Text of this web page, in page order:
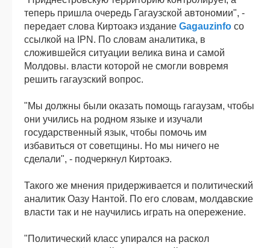
теперь пришла очередь Гагаузской автономии", -
передает слова Киртоакэ издание Gagauzinfo со
ссылкой на IPN. По словам аналитика, в
сложившейся ситуации велика вина и самой
Молдовы. власти которой не смогли вовремя
решить гагаузский вопрос.
"Мы должны были оказать помощь гагаузам, чтобы
они учились на родном языке и изучали
государственный язык, чтобы помочь им
избавиться от советщины. Но мы ничего не
сделали", - подчеркнул Киртоакэ.
Такого же мнения придерживается и политический
аналитик Оазу Нантой. По его словам, молдавские
власти так и не научились играть на опережение.
"Политический класс упирался на раскол